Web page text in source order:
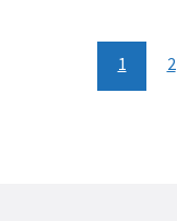
1 2